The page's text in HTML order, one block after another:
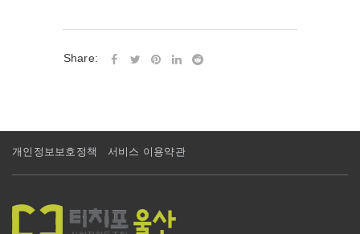
Share:
개인정보보호정책 서비스 이용약관